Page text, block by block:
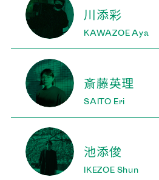
川添彩
KAWAZOE Aya
斎藤英理
SAITO Eri
池添俊
IKEZOE Shun